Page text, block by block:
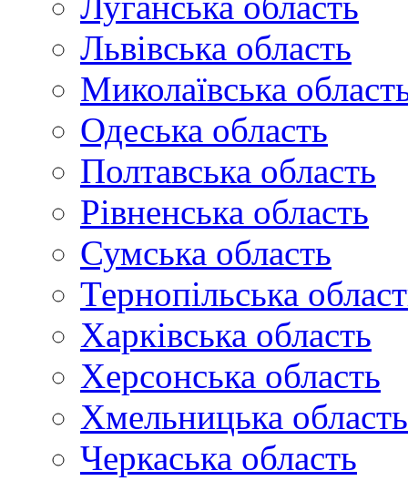
Львівська область
Миколаївська
Одеська область
Полтавська область
Рівненська область
Сумська область
Тернопільська
Харківська область
Херсонська область
Хмельницька область
Черкаська область